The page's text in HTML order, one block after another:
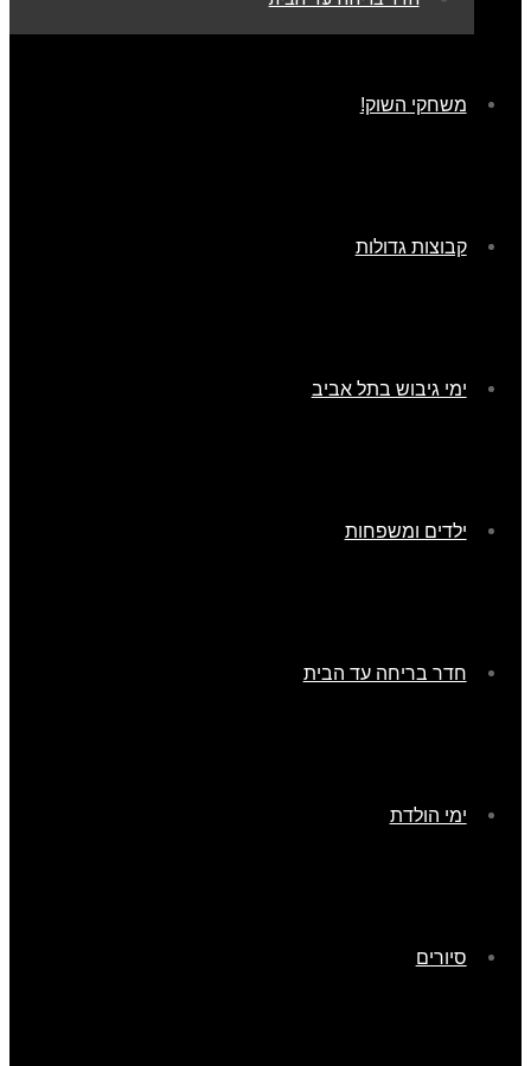
משחקי השוק!
קבוצות גדולות
ימי גיבוש בתל אביב
ילדים ומשפחות
חדר בריחה עד הבית
ימי הולדת
סיורים